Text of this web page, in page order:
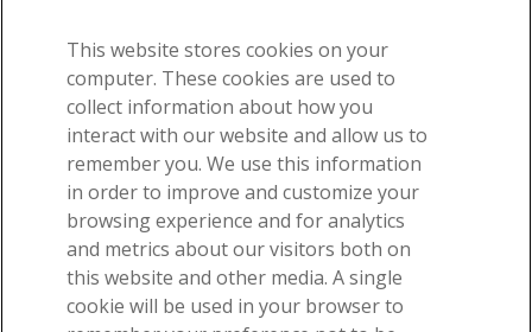
©2026 Visible Body、Cengage Learningの一部門
利用規約
プライバシー
This website stores cookies on your
computer. These cookies are used to
collect information about how you
interact with our website and allow us to
remember you. We use this information
in order to improve and customize your
browsing experience and for analytics
and metrics about our visitors both on
this website and other media. A single
cookie will be used in your browser to